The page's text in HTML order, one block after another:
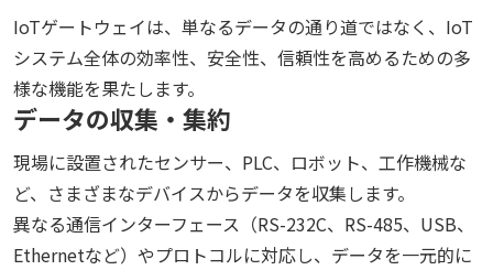
IoTゲートウェイは、単なるデータの通り道ではなく、IoT
システム全体の効率性、安全性、信頼性を高めるための多
様な機能を果たします。
データの収集・集約
現場に設置されたセンサー、PLC、ロボット、工作機械な
ど、さまざまなデバイスからデータを収集します。
異なる通信インターフェース（RS-232C、RS-485、USB、
Ethernetなど）やプロトコルに対応し、データを一元的に